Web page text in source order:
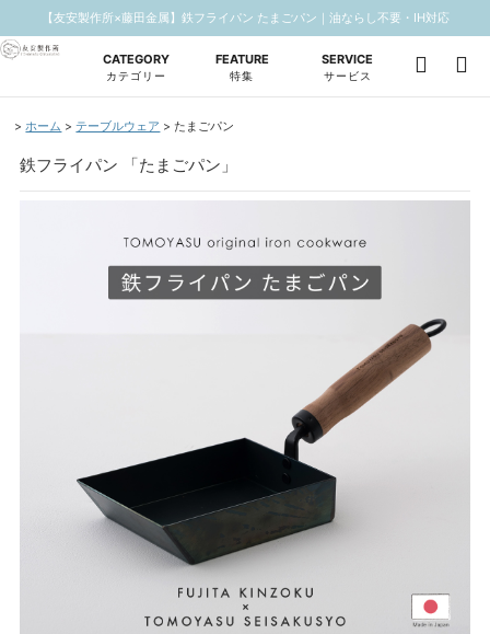
【友安製作所×藤田金属】鉄フライパン たまごパン｜油ならし不要・IH対応
CATEGORY
カテゴリー
FEATURE
特集
SERVICE
サービス
ホーム テーブルウェア たまごパン
鉄フライパン 「たまごパン」